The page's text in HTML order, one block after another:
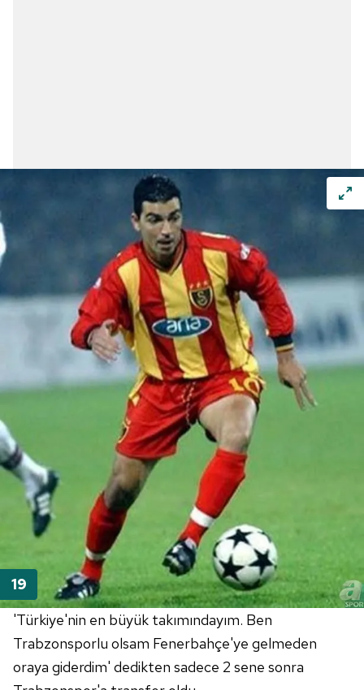
'Türkiye'nin en büyük takımındayım. Ben
Trabzonsporlu olsam Fenerbahçe'ye gelmeden
oraya giderdim' dedikten sadece 2 sene sonra